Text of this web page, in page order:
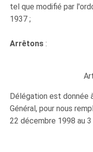
tel que modifié par
1937 ;
Arrêtons :
Délégation est donnée
Général, pour nous
22 décembre 1998 au 3